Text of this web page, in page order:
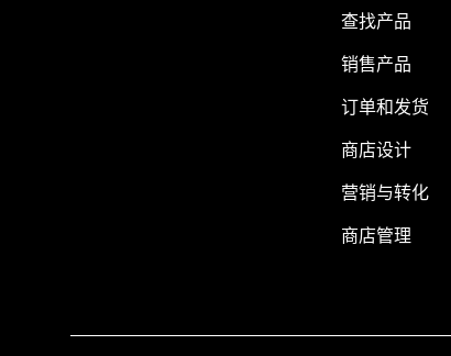
查找产品
销售产品
订单和发货
商店设计
营销与转化
商店管理